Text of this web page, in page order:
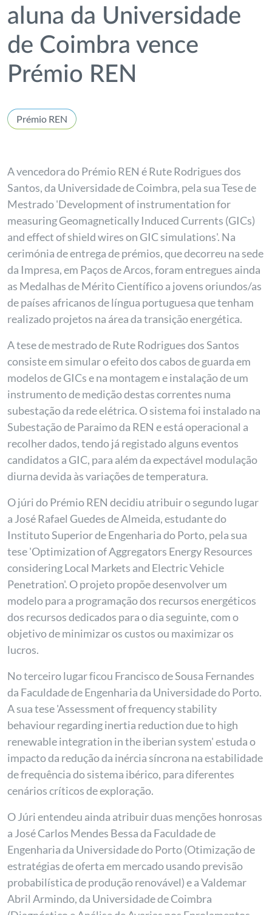
aluna da Universidade
de Coimbra vence
Prémio REN
Prémio REN
A vencedora do Prémio REN é Rute Rodrigues dos
Santos, da Universidade de Coimbra, pela sua Tese de
Mestrado 'Development of instrumentation for
measuring Geomagnetically Induced Currents (GICs)
and effect of shield wires on GIC simulations'. Na
cerimónia de entrega de prémios, que decorreu na sede
da Impresa, em Paços de Arcos, foram entregues ainda
as Medalhas de Mérito Científico a jovens oriundos/as
de países africanos de língua portuguesa que tenham
realizado projetos na área da transição energética.
A tese de mestrado de Rute Rodrigues dos Santos
consiste em simular o efeito dos cabos de guarda em
modelos de GICs e na montagem e instalação de um
instrumento de medição destas correntes numa
subestação da rede elétrica. O sistema foi instalado na
Subestação de Paraimo da REN e está operacional a
recolher dados, tendo já registado alguns eventos
candidatos a GIC, para além da expectável modulação
diurna devida às variações de temperatura.
O júri do Prémio REN decidiu atribuir o segundo lugar
a José Rafael Guedes de Almeida, estudante do
Instituto Superior de Engenharia do Porto, pela sua
tese 'Optimization of Aggregators Energy Resources
considering Local Markets and Electric Vehicle
Penetration'. O projeto propõe desenvolver um
modelo para a programação dos recursos energéticos
dos recursos dedicados para o dia seguinte, com o
objetivo de minimizar os custos ou maximizar os
lucros.
No terceiro lugar ficou Francisco de Sousa Fernandes
da Faculdade de Engenharia da Universidade do Porto.
A sua tese 'Assessment of frequency stability
behaviour regarding inertia reduction due to high
renewable integration in the iberian system' estuda o
impacto da redução da inércia síncrona na estabilidade
de frequência do sistema ibérico, para diferentes
cenários críticos de exploração.
O Júri entendeu ainda atribuir duas menções honrosas
a José Carlos Mendes Bessa da Faculdade de
Engenharia da Universidade do Porto (Otimização de
estratégias de oferta em mercado usando previsão
probabilística de produção renovável) e a Valdemar
Abril Armindo, da Universidade de Coimbra